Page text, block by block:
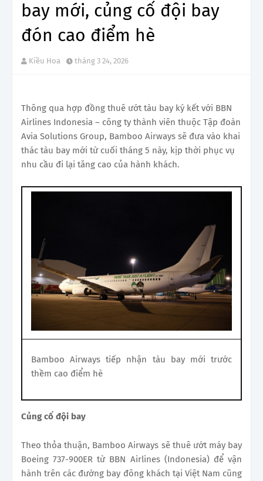
bay mới, củng cố đội bay
đón cao điểm hè
Kiều Hoa tháng 3 24, 2026
Thông qua hợp đồng thuê ướt tàu bay ký kết với BBN
Airlines Indonesia – công ty thành viên thuộc Tập đoàn
Avia Solutions Group, Bamboo Airways sẽ đưa vào khai
thác tàu bay mới từ cuối tháng 5 này, kịp thời phục vụ
nhu cầu đi lại tăng cao của hành khách.
Bamboo Airways tiếp nhận tàu bay mới trước
thềm cao điểm hè
Củng cố đội bay
Theo thỏa thuận, Bamboo Airways sẽ thuê ướt máy bay
Boeing 737-900ER từ BBN Airlines (Indonesia) để vận
hành trên các đường bay đông khách tại Việt Nam cũng